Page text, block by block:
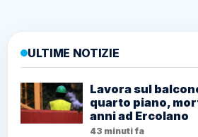
ULTIME NOTIZIE
Lavora sul
quarto piano,
anni ad Ercolano
43 minuti fa